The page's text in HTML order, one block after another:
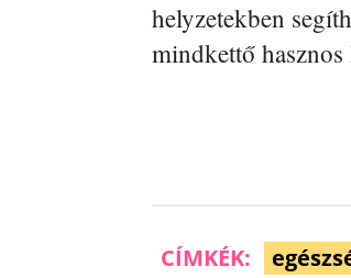
helyzetekben
mindkettő hasznos
CÍMKÉK: